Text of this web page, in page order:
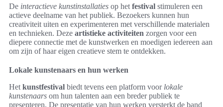
De interactieve kunstinstallaties op het festival stimuleren een
actieve deelname van het publiek. Bezoekers kunnen hun
creativiteit uiten en experimenteren met verschillende materialen
en technieken. Deze artistieke activiteiten zorgen voor een
diepere connectie met de kunstwerken en moedigen iedereen aan
om zijn of haar eigen creatieve stem te ontdekken.
Lokale kunstenaars en hun werken
Het kunstfestival biedt tevens een platform voor lokale
kunstenaars om hun talenten aan een breder publiek te
presenteren. De presentatie van hun werken versterkt de band